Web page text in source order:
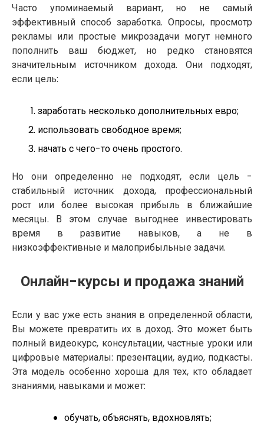
Часто упоминаемый вариант, но не самый
эффективный способ заработка. Опросы, просмотр
рекламы или простые микрозадачи могут немного
пополнить ваш бюджет, но редко становятся
значительным источником дохода. Они подходят,
если цель:
заработать несколько дополнительных евро;
использовать свободное время;
начать с чего-то очень простого.
Но они определенно не подходят, если цель -
стабильный источник дохода, профессиональный
рост или более высокая прибыль в ближайшие
месяцы. В этом случае выгоднее инвестировать
время в развитие навыков, а не в
низкоэффективные и малоприбыльные задачи.
Онлайн-курсы и продажа знаний
Если у вас уже есть знания в определенной области,
Вы можете превратить их в доход. Это может быть
полный видеокурс, консультации, частные уроки или
цифровые материалы: презентации, аудио, подкасты.
Эта модель особенно хороша для тех, кто обладает
знаниями, навыками и может:
обучать, объяснять, вдохновлять;